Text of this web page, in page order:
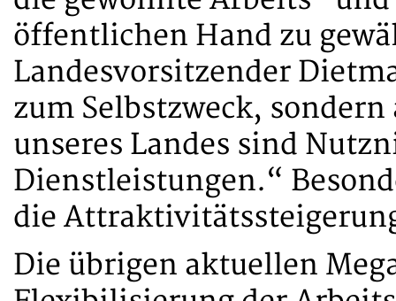
öffentlichen Hand zu
Landesvorsitzender
zum Selbstzweck,
unseres Landes sind
Dienstleistungen.“
die
Die übrigen aktuellen